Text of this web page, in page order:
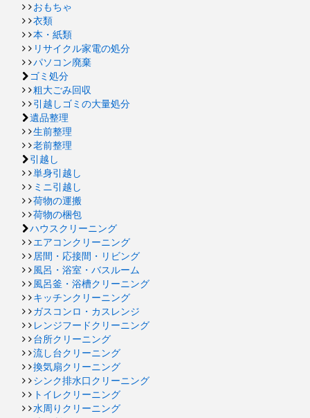
おもちゃ
衣類
本・紙類
リサイクル家電の処分
パソコン廃棄
ゴミ処分
粗大ごみ回収
引越しゴミの大量処分
遺品整理
生前整理
老前整理
引越し
単身引越し
ミニ引越し
荷物の運搬
荷物の梱包
ハウスクリーニング
エアコンクリーニング
居間・応接間・リビング
風呂・浴室・バスルーム
風呂釜・浴槽クリーニング
キッチンクリーニング
ガスコンロ・カスレンジ
レンジフードクリーニング
台所クリーニング
流し台クリーニング
換気扇クリーニング
シンク排水口クリーニング
トイレクリーニング
水周りクリーニング